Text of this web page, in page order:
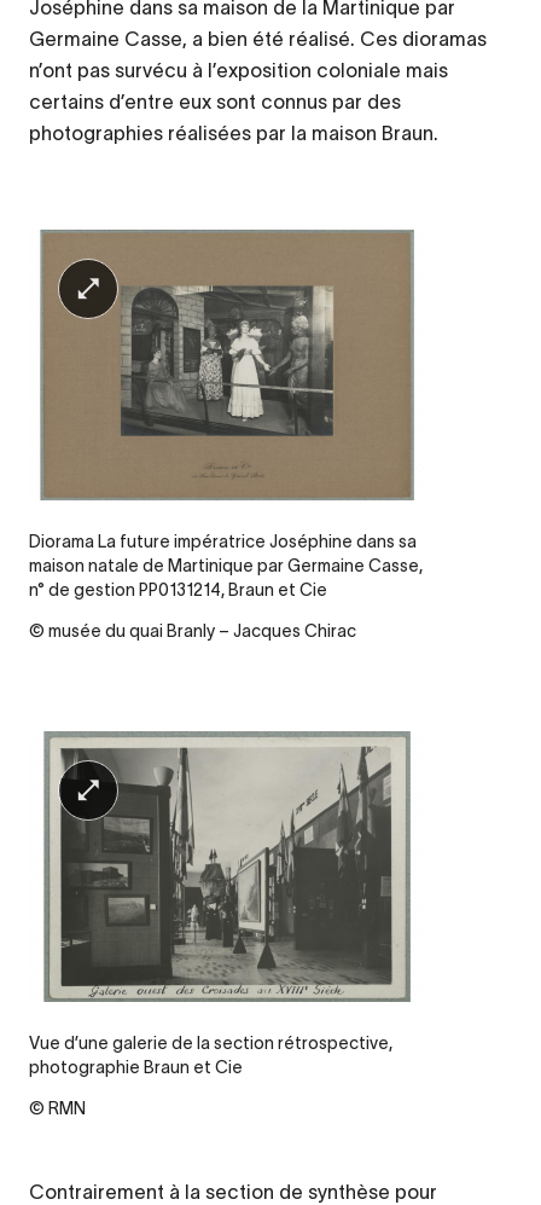
Diorama La future impératrice Joséphine dans sa
maison natale de Martinique par Germaine Casse,
n° de gestion PP0131214, Braun et Cie
© musée du quai Branly – Jacques Chirac
Joséphine dans sa maison de la Martinique par
Germaine Casse, a bien été réalisé. Ces dioramas
n’ont pas survécu à l’exposition coloniale mais
certains d’entre eux sont connus par des
photographies réalisées par la maison Braun.
Vue d’une galerie de la section rétrospective,
photographie Braun et Cie
© RMN
Contrairement à la section de synthèse pour